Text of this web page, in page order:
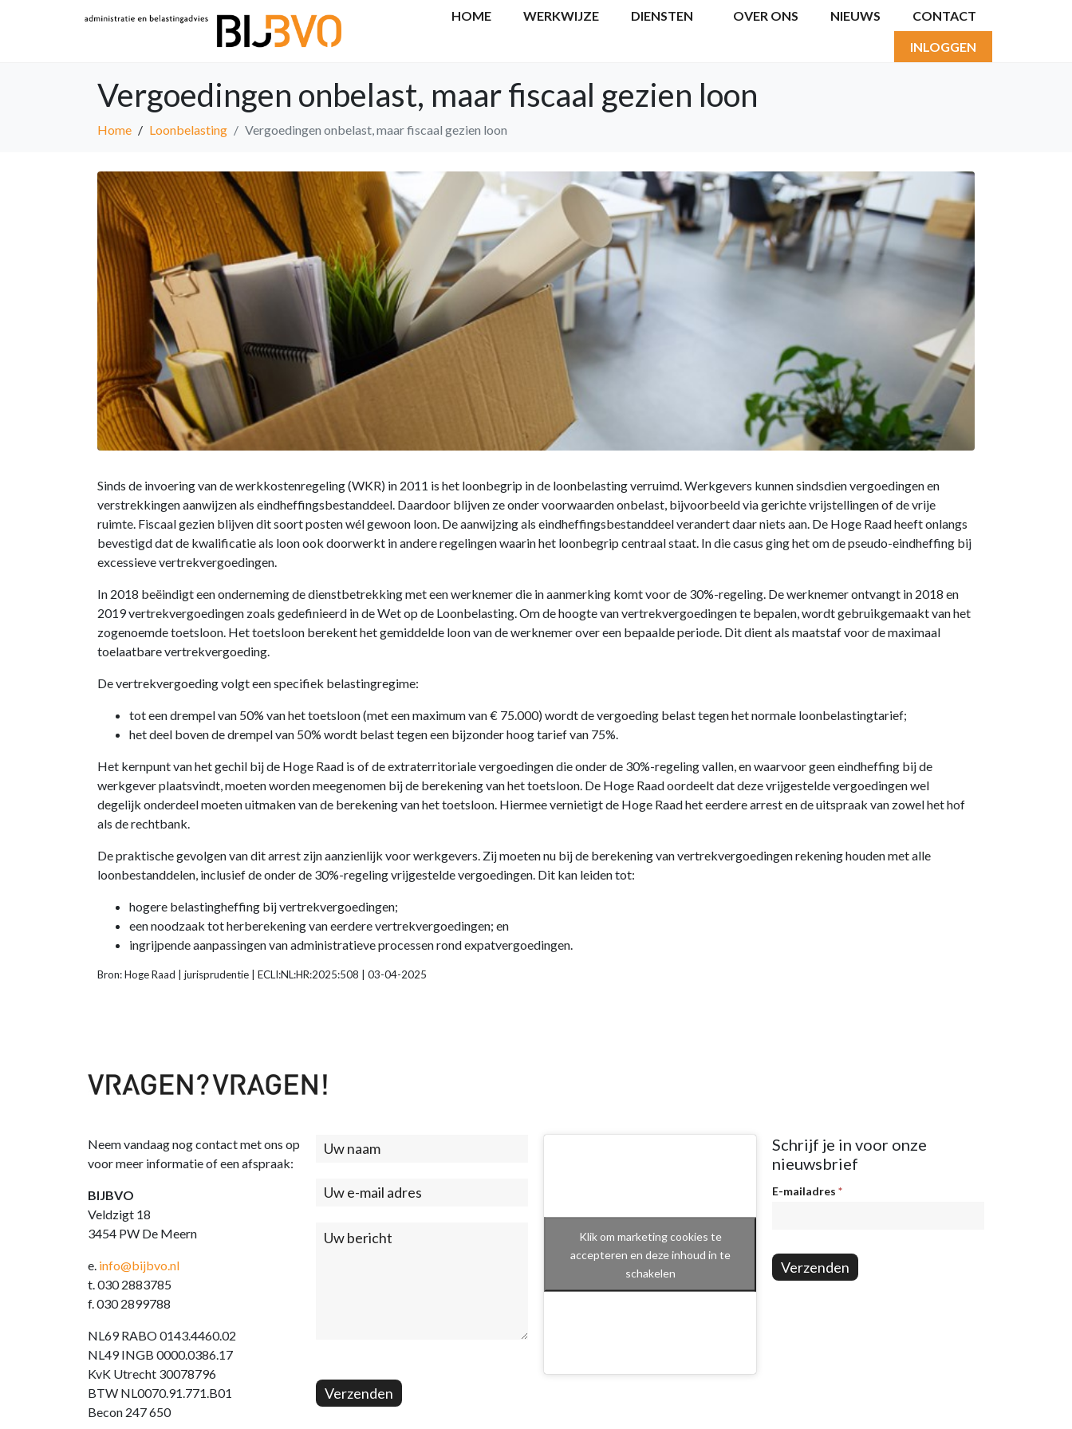
HOME WERKWIJZE DIENSTEN OVER ONS NIEUWS CONTACT
INLOGGEN
Vergoedingen onbelast, maar fiscaal gezien loon
Home Loonbelasting Vergoedingen onbelast, maar fiscaal gezien loon
Sinds de invoering van de werkkostenregeling (WKR) in 2011 is het loonbegrip in de loonbelasting verruimd. Werkgevers kunnen sindsdien vergoedingen en
verstrekkingen aanwijzen als eindheffingsbestanddeel. Daardoor blijven ze onder voorwaarden onbelast, bijvoorbeeld via gerichte vrijstellingen of de vrije
ruimte. Fiscaal gezien blijven dit soort posten wél gewoon loon. De aanwijzing als eindheffingsbestanddeel verandert daar niets aan. De Hoge Raad heeft onlangs
bevestigd dat de kwalificatie als loon ook doorwerkt in andere regelingen waarin het loonbegrip centraal staat. In die casus ging het om de pseudo-eindheffing bij
excessieve vertrekvergoedingen.
In 2018 beëindigt een onderneming de dienstbetrekking met een werknemer die in aanmerking komt voor de 30%-regeling. De werknemer ontvangt in 2018 en
2019 vertrekvergoedingen zoals gedefinieerd in de Wet op de Loonbelasting. Om de hoogte van vertrekvergoedingen te bepalen, wordt gebruikgemaakt van het
zogenoemde toetsloon. Het toetsloon berekent het gemiddelde loon van de werknemer over een bepaalde periode. Dit dient als maatstaf voor de maximaal
toelaatbare vertrekvergoeding.
De vertrekvergoeding volgt een specifiek belastingregime:
tot een drempel van 50% van het toetsloon (met een maximum van € 75.000) wordt de vergoeding belast tegen het normale loonbelastingtarief;
het deel boven de drempel van 50% wordt belast tegen een bijzonder hoog tarief van 75%.
Het kernpunt van het gechil bij de Hoge Raad is of de extraterritoriale vergoedingen die onder de 30%-regeling vallen, en waarvoor geen eindheffing bij de
werkgever plaatsvindt, moeten worden meegenomen bij de berekening van het toetsloon. De Hoge Raad oordeelt dat deze vrijgestelde vergoedingen wel
degelijk onderdeel moeten uitmaken van de berekening van het toetsloon. Hiermee vernietigt de Hoge Raad het eerdere arrest en de uitspraak van zowel het hof
als de rechtbank.
De praktische gevolgen van dit arrest zijn aanzienlijk voor werkgevers. Zij moeten nu bij de berekening van vertrekvergoedingen rekening houden met alle
loonbestanddelen, inclusief de onder de 30%-regeling vrijgestelde vergoedingen. Dit kan leiden tot:
hogere belastingheffing bij vertrekvergoedingen;
een noodzaak tot herberekening van eerdere vertrekvergoedingen; en
ingrijpende aanpassingen van administratieve processen rond expatvergoedingen.
Bron: Hoge Raad | jurisprudentie | ECLI:NL:HR:2025:508 | 03-04-2025
Neem vandaag nog contact met ons op
voor meer informatie of een afspraak:
BIJBVO
Veldzigt 18
3454 PW De Meern
e. info@bijbvo.nl
t. 030 2883785
f. 030 2899788
NL69 RABO 0143.4460.02
NL49 INGB 0000.0386.17
KvK Utrecht 30078796
BTW NL0070.91.771.B01
Becon 247 650
Contact
Verzenden
Klik om marketing cookies te
accepteren en deze inhoud in te
schakelen
Schrijf je in voor onze
nieuwsbrief
Nieuwsbrief
E-mailadres *
Verzenden